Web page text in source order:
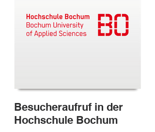
Besucheraufruf in der
Hochschule Bochum